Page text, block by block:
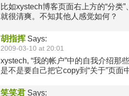
比如xystech博客页面右上方的“分类”
就很清爽。不知其他人感觉如何？
胡指挥 Says:
2009-03-10 at 20:01
xystech, “我的帐户”中的自我介绍那
是不是要自己把它copy到“关于”页面
笑笑君 Says: